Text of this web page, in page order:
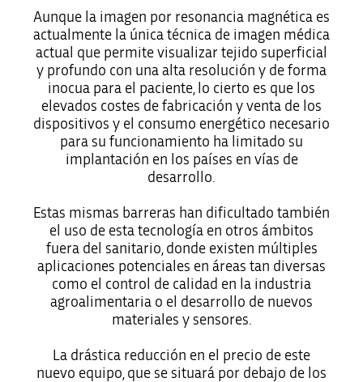
Aunque la imagen por resonancia magnética es
actualmente la única técnica de imagen médica
actual que permite visualizar tejido superficial
y profundo con una alta resolución y de forma
inocua para el paciente, lo cierto es que los
elevados costes de fabricación y venta de los
dispositivos y el consumo energético necesario
para su funcionamiento ha limitado su
implantación en los países en vías de
desarrollo.
Estas mismas barreras han dificultado también
el uso de esta tecnología en otros ámbitos
fuera del sanitario, donde existen múltiples
aplicaciones potenciales en áreas tan diversas
como el control de calidad en la industria
agroalimentaria o el desarrollo de nuevos
materiales y sensores.
La drástica reducción en el precio de este
nuevo equipo, que se situará por debajo de los